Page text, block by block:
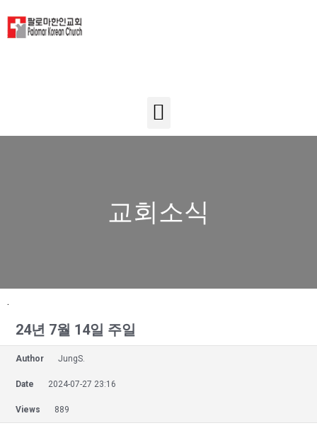
교회소식
.
24년 7월 14일 주일
Author JungS.
Date 2024-07-27 23:16
Views 889